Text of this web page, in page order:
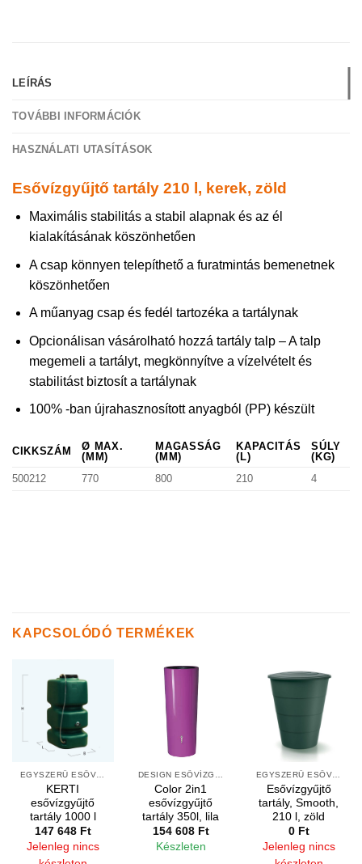
LEÍRÁS
TOVÁBBI INFORMÁCIÓK
HASZNÁLATI UTASÍTÁSOK
Esővízgyűjtő tartály 210 l, kerek, zöld
Maximális stabilitás a stabil alapnak és az él
kialakításának köszönhetően
A csap könnyen telepíthető a furatmintás bemenetnek
köszönhetően
A műanyag csap és fedél tartozéka a tartálynak
Opcionálisan vásárolható hozzá tartály talp – A talp
megemeli a tartályt, megkönnyítve a vízelvételt és
stabilitást biztosít a tartálynak
100% -ban újrahasznosított anyagból (PP) készült
CIKKSZÁM
Ø MAX.
(MM)
MAGASSÁG
(MM)
KAPACITÁS
(L)
SÚLY
(KG)
500212
770 800 210 4
KAPCSOLÓDÓ TERMÉKEK
EGYSZERŰ ESŐVÍZGYŰJTŐK
KERTI
esővízgyűjtő
tartály 1000 l
147 648 Ft
Jelenleg nincs
DESIGN ESŐVÍZGYŰJTŐK
Color 2in1
esővízgyűjtő
tartály 350l, lila
154 608 Ft
Készleten
EGYSZERŰ ESŐVÍZGYŰJTŐK
Esővízgyűjtő
tartály, Smooth,
210 l, zöld
0 Ft
Jelenleg nincs